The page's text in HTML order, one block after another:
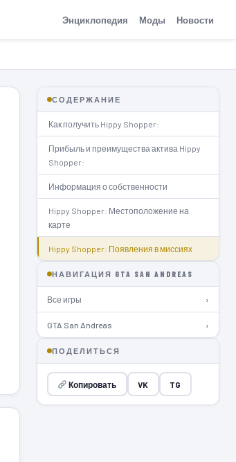
Энциклопедия Моды Новости
СОДЕРЖАНИЕ
Как получить Hippy Shopper:
Прибыль и преимущества актива Hippy
Shopper:
Информация о собственности
Hippy Shopper: Местоположение на
карте
Hippy Shopper: Появления в миссиях
НАВИГАЦИЯ GTA SAN ANDREAS
Все игры ›
GTA San Andreas ›
ПОДЕЛИТЬСЯ
Копировать VK TG